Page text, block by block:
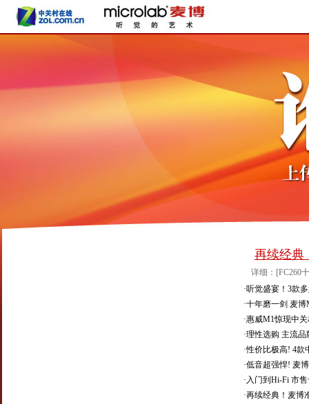
再续经典
详细：[FC260
·听觉盛宴！3款
·十年磨一剑 麦博
·惠威M1惊现中
·理性选购 主流品
·性价比极高! 4款
·低音超强悍! 麦
· 入门到Hi-Fi 市
·再续经典！麦博